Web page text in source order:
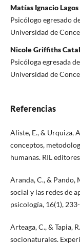
Matías Ignacio
Psicólogo egresado
Universidad de
Nicole Griffiths
Psicóloga egresada
Universidad de
Referencias
Aliste, E., & Urquiza,
conceptos,
humanas. RIL
Aranda, C., & Pando,
social y las redes de
psicología, 16(1),
Arteaga, C., & Tapia,
socionaturales.